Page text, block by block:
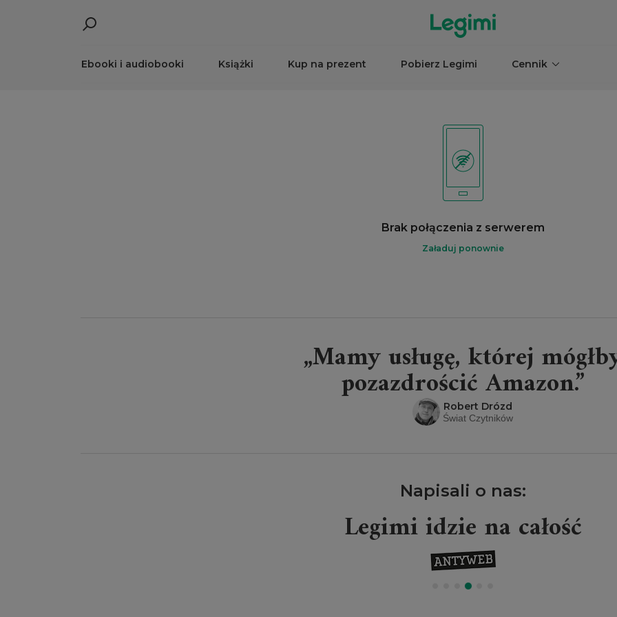
Ebooki i audiobooki Książki Kup na prezent Pobierz Legimi Cennik
Brak połączenia z serwerem
Załaduj ponownie
„Mamy usługę, której
pozazdrościć Amazon.”
Robert Drózd
Świat Czytników
Napisali o nas:
Legimi idzie na całość